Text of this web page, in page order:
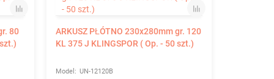
80
ARKUSZ PŁÓTNO 230x280mm gr. 120
KL 375 J KLINGSPOR ( Op. - 50 szt.)
UN-12120B